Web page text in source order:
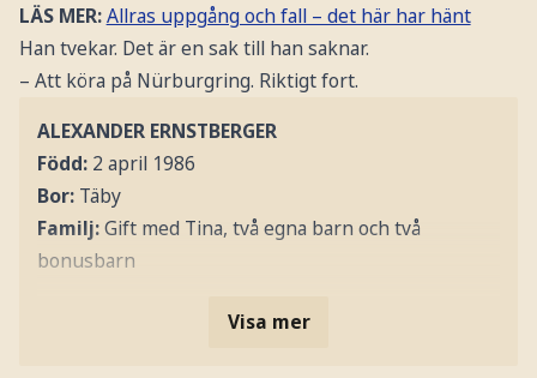
LÄS MER:Allras uppgång och fall – det här har hänt
Han tvekar. Det är en sak till han saknar.
– Att köra på Nürburgring. Riktigt fort.
ALEXANDER ERNSTBERGER
Född: 2 april 1986
Bor: Täby
Familj:Gift med Tina, två egna barn och två
bonusbarn
Visa mer